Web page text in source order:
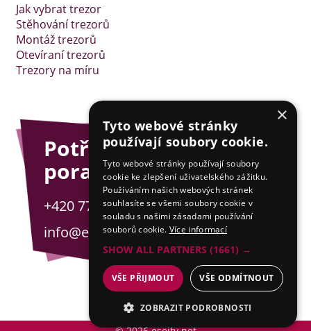
Jak vybrat trezor
Stěhování trezorů
Montáž trezorů
Otevíraní trezorů
Trezory na míru
Potřebujete
poradit?
+420 775 201 001
info@esejfy.net
×
Tyto webové stránky
používají soubory cookie.
Tyto webové stránky používají soubory
cookie ke zlepšení uživatelského zážitku.
Používáním našich webových stránek
souhlasíte se všemi soubory cookie v
souladu s našimi zásadami používání
souborů cookie. Více informací
SHOW ALL PARTNERS (1661) →
VŠE PŘIJMOUT VŠE ODMÍTNOUT
ZOBRAZIT PODROBNOSTI